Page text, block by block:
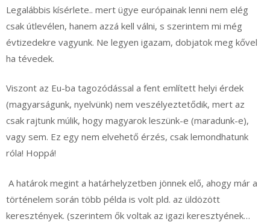
Legalábbis kísérlete.. mert ügye európainak lenni nem elég
csak útlevélen, hanem azzá kell válni, s szerintem mi még
évtizedekre vagyunk. Ne legyen igazam, dobjatok meg kővel
ha tévedek.
Viszont az Eu-ba tagozódással a fent említett helyi érdek
(magyarságunk, nyelvünk) nem veszélyeztetődik, mert az
csak rajtunk múlik, hogy magyarok leszünk-e (maradunk-e),
vagy sem. Ez egy nem elvehető érzés, csak lemondhatunk
róla! Hoppá!
A határok megint a határhelyzetben jönnek elő, ahogy már a
történelem során több példa is volt pld. az üldözött
keresztények. (szerintem ők voltak az igazi keresztyének…